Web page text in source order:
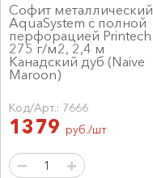
Софит металлический
AquaSystem с полной
перфорацией Printech
275 г/м2, 2,4 м
Канадский дуб (Naive
Maroon)
Код/Арт.: 7666
1379 руб./шт